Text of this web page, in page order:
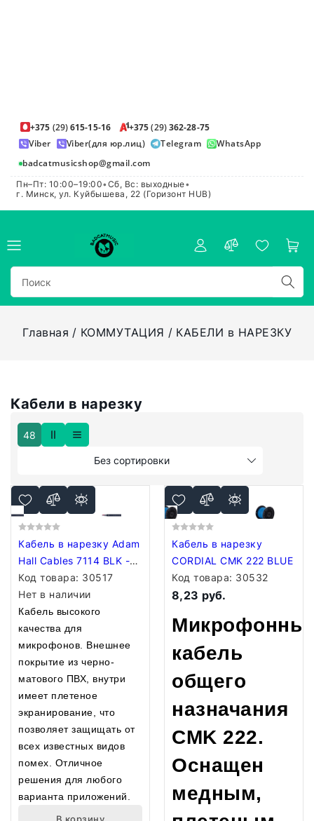
+375 (29)615-15-16 +375(29)362-28-75
Viber
Viber(для юр.лиц) Telegram
WhatsApp
badcatmusicshop@gmail.com
Пн–Пт: 10:00–19:00•Сб, Вс: выходные•
г. Минск, ул. Куйбышева, 22 (Горизонт HUB)
Главная КОММУТАЦИЯ КАБЕЛИ в НАРЕЗКУ
Кабели в нарезку
48
Без сортировки
Кабель в нарезку Adam
Hall Cables 7114 BLK -
Microphone Cable 2 x
0.31 mm black
Код товара: 30517
Нет в наличии
Кабель высокого
качества для
микрофонов. Внешнее
покрытие из черно-
матового ПВХ, внутри
имеет плетеное
экранирование, что
позволяет защищать от
всех известных видов
помех. Отличное
решения для любого
варианта приложений.
Кабель в нарезку
CORDIAL CMK 222 BLUE
Код товара: 30532
8,23 руб.
кабель
общего
назначания
CMK 222.
Оснащен
медным,